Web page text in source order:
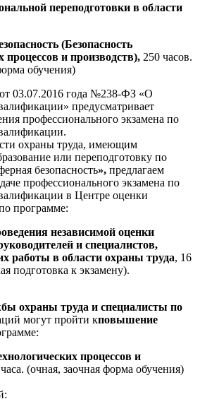
переподготовки в области
(Безопасность
процессов и производств), 250 часов.
обучения)
03.07.2016 года №238-ФЗ «О
предусматривает
профессионального экзамена по
охраны труда, имеющим
или переподготовку по
безопасность», предлагаем
профессионального экзамена по
в Центре оценки
программе:
независимой оценки
и специалистов,
работы в области охраны труда, 16
подготовка к экзамену).
охраны труда и специалисты по
могут пройти кповышение
процессов и
(очная, заочная форма обучения)